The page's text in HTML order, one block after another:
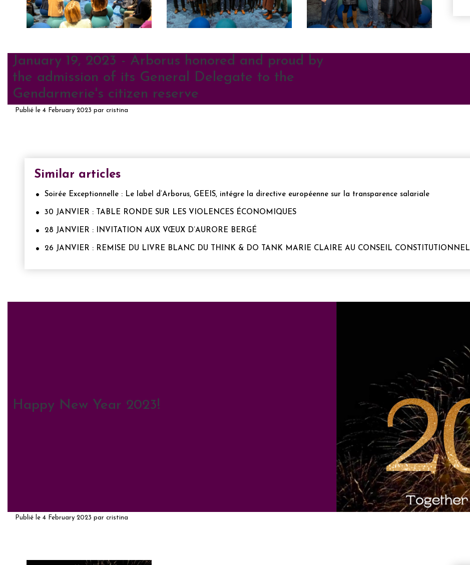
January 19, 2023 - Arborus honored and proud by
the admission of its General Delegate to the
Gendarmerie's citizen reserve
Publié le 4 February 2023 par cristina
Similar articles
Soirée Exceptionnelle : Le label d’Arborus, GEEIS, intégre la directive européenne sur la transparence salariale
30 JANVIER : TABLE RONDE SUR LES VIOLENCES ÉCONOMIQUES
28 JANVIER : INVITATION AUX VŒUX D’AURORE BERGÉ
26 JANVIER : REMISE DU LIVRE BLANC DU THINK & DO TANK MARIE CLAIRE AU CONSEIL CONSTITUTIONNEL
Happy New Year 2023!
Publié le 4 February 2023 par cristina